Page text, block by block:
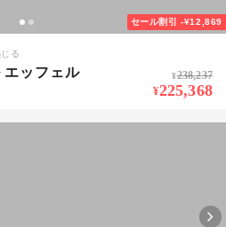
セール割引 -¥12,869
る
エッフェル ¥238,237
¥225,368